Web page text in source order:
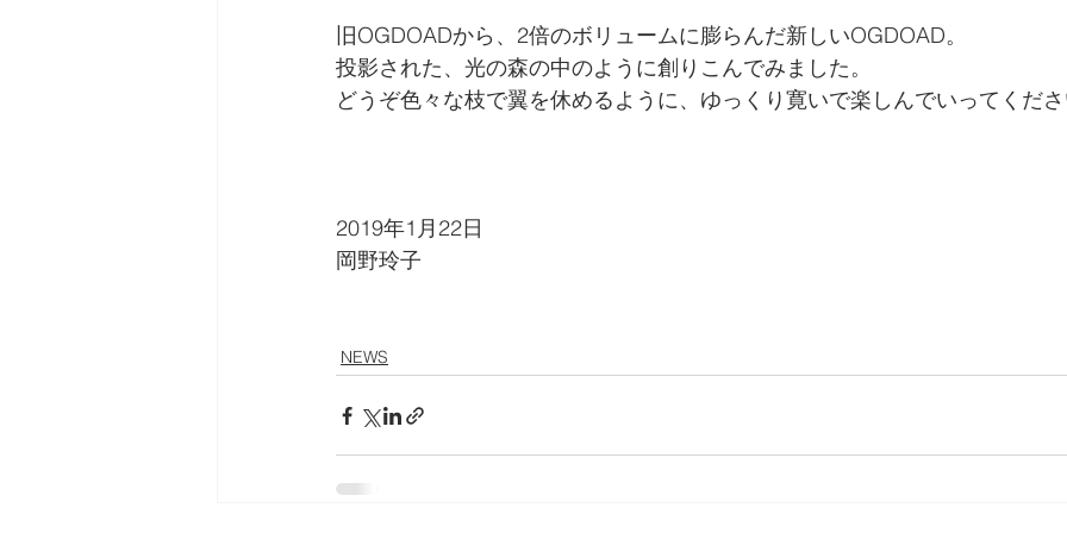
旧OGDOADから、2倍のボリュームに膨らんだ新しいOGDOAD。
投影された、光の森の中のように創りこんでみました。
どうぞ色々な枝で翼を休めるように、ゆっくり寛いで楽しんでいってくだ
2019年1月22日
岡野玲子
NEWS